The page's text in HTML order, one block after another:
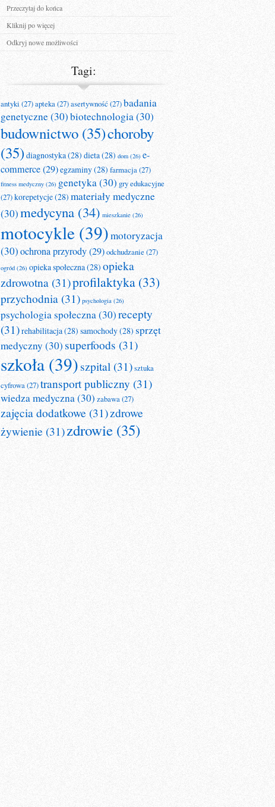
Przeczytaj do końca
Kliknij po więcej
Odkryj nowe możliwości
Tagi:
antyki(27)apteka(27)asertywność(27)badania
genetyczne(30)biotechnologia(30)
budownictwo (35)choroby
(35) diagnostyka(28) dieta(28) dom (26) e-
commerce(29)egzaminy(28) farmacja(27)
fitness medyczny (26) genetyka(30) gry edukacyjne
(27)korepetycje(28) materiały medyczne
(30)medycyna (34) mieszkanie (26)
motocykle (39)motoryzacja
(30)ochrona przyrody(29)odchudzanie(27)
ogród (26) opieka społeczna(28) opieka
zdrowotna (31)profilaktyka (33)
przychodnia (31) psychologia (26)
psychologia społeczna(30)recepty
(31)rehabilitacja(28) samochody(28) sprzęt
medyczny (30) superfoods (31)
szkoła (39)szpital (31)sztuka
cyfrowa(27)transport publiczny (31)
wiedza medyczna(30) zabawa(27)
zajęcia dodatkowe (31)zdrowe
żywienie (31)zdrowie (35)